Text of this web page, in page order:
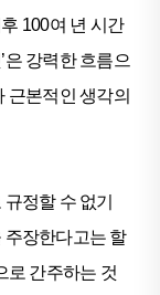
100여 년 시간
은 강력한 흐름으
근본적인 생각의
정할 수 없기
주장한다고는 할
로 간주하는 것